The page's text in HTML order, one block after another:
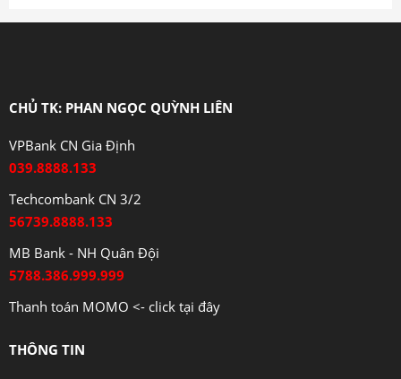
CHỦ TK: PHAN NGỌC QUỲNH LIÊN
VPBank CN Gia Định
039.8888.133
Techcombank CN 3/2
56739.8888.133
MB Bank - NH Quân Đội
5788.386.999.999
Thanh toán MOMO <- click tại đây
THÔNG TIN